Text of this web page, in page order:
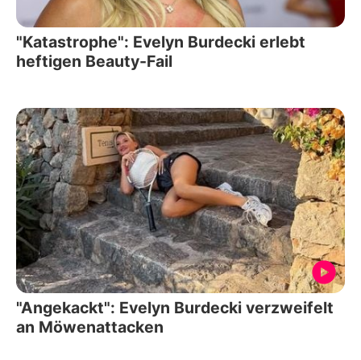
"Katastrophe": Evelyn Burdecki erlebt
heftigen Beauty-Fail
"Angekackt": Evelyn Burdecki verzweifelt
an Möwenattacken